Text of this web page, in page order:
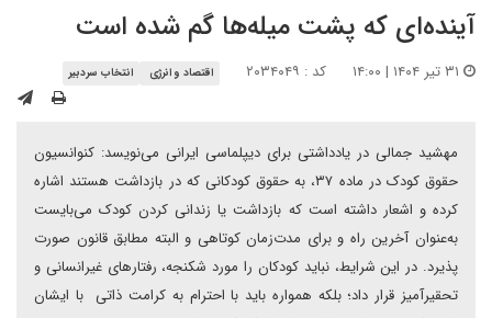
آینده‌ای که پشت میله‌ها گم شده است
کد : ۲۰۳۴۰۴۹ اقتصاد و انرژی انتخاب سردبیر
مهشید جمالی در یادداشتی برای دیپلماسی ایرانی می‌نویسد: کنوانسیون
حقوق کودک در ماده ۳۷، به حقوق کودکانی که در بازداشت هستند اشاره
کرده و اشعار داشته است که بازداشت یا زندانی کردن کودک می‌بایست
به‌عنوان آخرین راه و برای مدت‌زمان کوتاهی و البته مطابق قانون صورت
پذیرد. در این شرایط، نباید کودکان را مورد شکنجه، رفتارهای غیرانسانی و
تحقیرآمیز قرار داد؛ بلکه همواره باید با احترام به کرامت ذاتی با ایشان